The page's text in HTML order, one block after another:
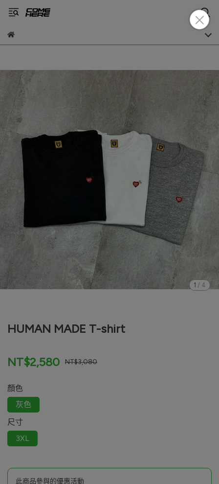
1 / 4
HUMAN MADE T-shirt
NT$2,580 NT$3,080
顏色
灰色
尺寸
3XL
此商品參與的優惠活動